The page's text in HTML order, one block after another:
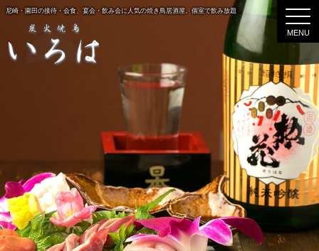
尼崎・園田の接待・会食、宴会・飲み会に人気の焼き鳥居酒屋。個室で飲み放題